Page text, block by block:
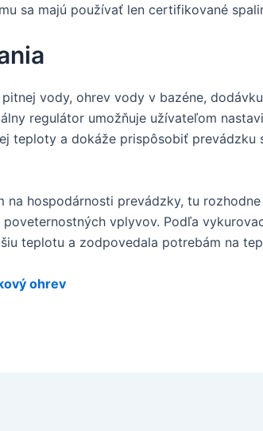
sa majú používať len certifikované
vody, ohrev vody v bazéne,
regulátor umožňuje užívateľom
teploty a dokáže prispôsobiť prevádzku
hospodárnosti prevádzky, tu
vplyvov. Podľa
teplotu a zodpovedala potrebám na
ohrev